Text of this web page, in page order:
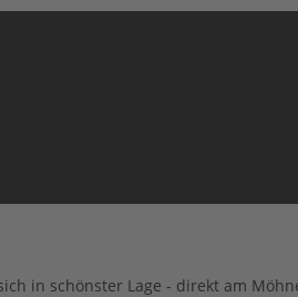
in schönster Lage - direkt am